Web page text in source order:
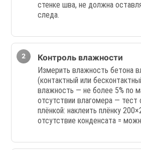
стенке шва, не должна
следа.
Контроль влажности
Измерить влажность бетона
(контактный или
влажность — не более 5% по
отсутствии влагомера — тест
плёнкой: наклеить плёнку
отсутствие конденсата =